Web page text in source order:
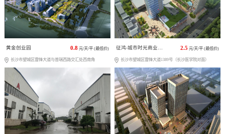
黄金创业园 0.8 元/天/平 (最低价)
长沙市望城区雷锋大道与普瑞西路交汇处西南角
征鸿-城市时光商业广场 2.5 元/天/平 (最低价)
长沙市望城区雷锋大道1389号（长沙医学院对面）